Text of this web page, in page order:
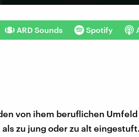
ARD Sounds Spotify
von ihem beruflichen
zu jung oder zu alt